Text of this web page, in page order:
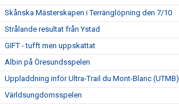
Skånska Mästerskapen i Terränglöpning den 7/10
Strålande resultat från Ystad
GIFT - tufft men uppskattat
Albin på Öresundsspelen
Uppladdning inför Ultra-Trail du Mont-Blanc (UTMB)
Världsungdomsspelen